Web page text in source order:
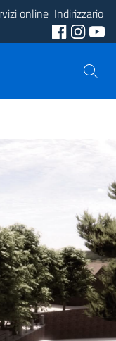
online Indirizzario